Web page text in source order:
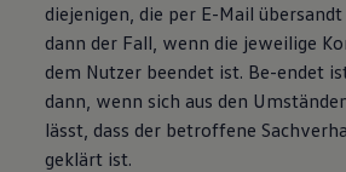
diejenigen, die per E-Mail
dann der Fall, wenn die jeweilige
dem Nutzer beendet ist. Be-endet
dann, wenn sich aus den
lässt, dass der betroffene
geklärt ist.